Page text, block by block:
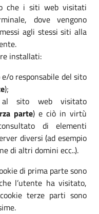
che i siti web visitati
dove vengono
agli stessi siti alla
installati:
o responsabile del sito
);
al sito web visitato
parte) e ciò in virtù
di elementi
diversi (ad esempio
di altri domini ecc..).
di prima parte sono
l’utente ha visitato,
terze parti sono